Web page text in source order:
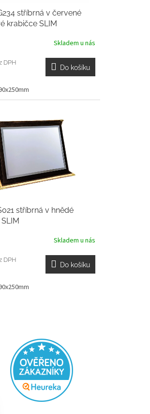
stříbrná v červené
krabičce SLIM
Skladem u nás
DPH
Do košíku
stříbrná v hnědé
Skladem u nás
DPH
Do košíku